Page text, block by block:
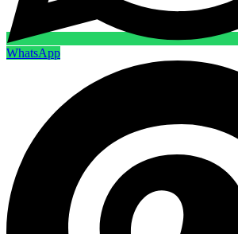
WhatsApp